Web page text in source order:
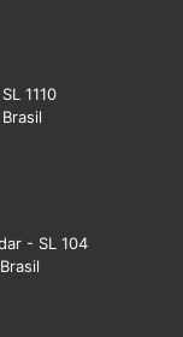
1110
- SL 104